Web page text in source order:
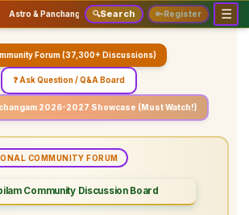
Astro & Panchangam▾ Vaidhikam & Sastram▾
🔍Search 🔑Register ☰
Forum (37,300+ Discussions)
❓ Ask Question / Q&A Board
2026-2027 Showcase (Must Watch!)
COMMUNITY FORUM
Community Discussion Board